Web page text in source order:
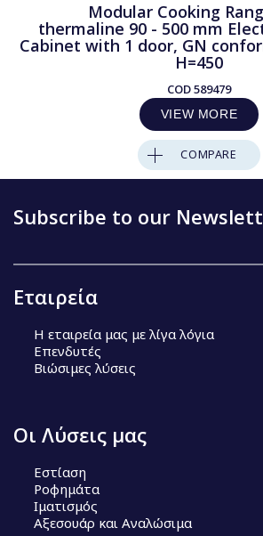
Modular Cooking
thermaline 90 - 500 mm
Cabinet with 1 door, GN
H=450
COD589479
VIEW MORE
COMPARE
Subscribe to our
Εταιρεία
Η εταιρεία μας με λίγα λόγια
Επενδυτές
Βιώσιμες λύσεις
Οι Λύσεις μας
Εστίαση
Ροφημάτα
Ιματισμός
Αξεσουάρ και Αναλώσιμα